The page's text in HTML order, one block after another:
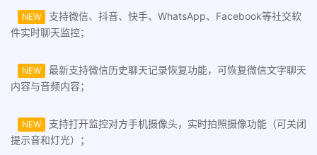
NEW
支持微信、抖音、快手、WhatsApp、Facebook等社交软
件实时聊天监控；
NEW
最新支持微信历史聊天记录恢复功能，可恢复微信文字聊天
内容与音频内容；
NEW
支持打开监控对方手机摄像头，实时拍照摄像功能（可关闭
提示音和灯光）；